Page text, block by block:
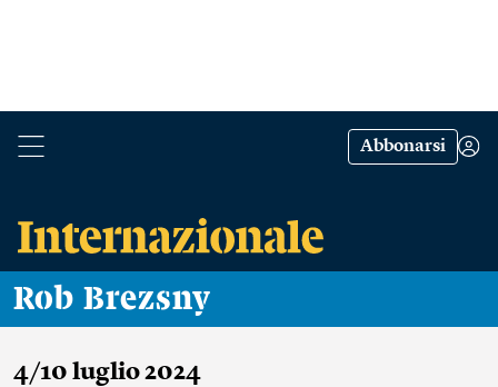
Abbonarsi
Rob Brezsny
4/10 luglio 2024